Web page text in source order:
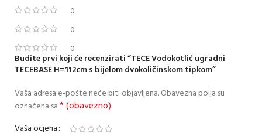
0
0
0
Budite prvi koji će recenzirati “TECE Vodokotlić ugradni
TECEBASE H=112cm s bijelom dvokoličinskom tipkom”
Vaša adresa e-pošte neće biti objavljena.Obavezna polja su
označena sa* (obavezno)
Vaša ocjena